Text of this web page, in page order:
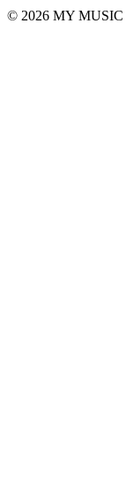
© 2026 MY